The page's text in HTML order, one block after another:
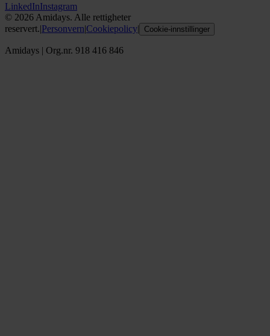
LinkedInInstagram
© 2026 Amidays. Alle rettigheter
reservert.|Personvern|Cookiepolicy| Cookie-innstillinger
Amidays | Org.nr. 918 416 846